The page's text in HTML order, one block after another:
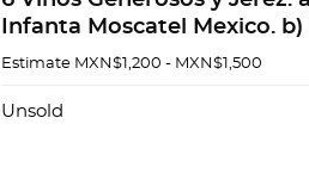
Infanta Moscatel Mexico. b)
Vesubio Vino Generoso
Estimate MXN$1,200 - MXN$1,500
Unsold